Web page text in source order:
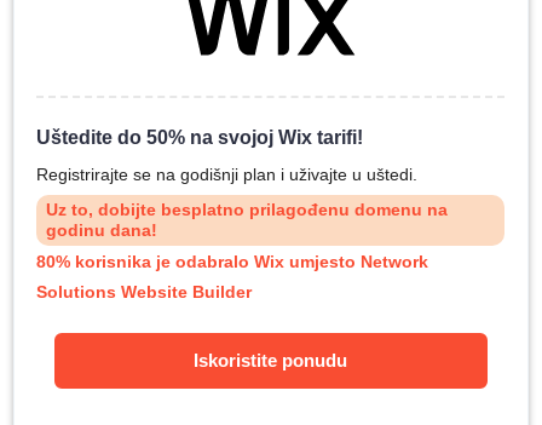
Uštedite do 50% na svojoj Wix tarifi!
Registrirajte se na godišnji plan i uživajte u uštedi.
Uz to, dobijte besplatno prilagođenu domenu na
godinu dana!
80% korisnika je odabralo Wix umjesto Network
Solutions Website Builder
Iskoristite ponudu